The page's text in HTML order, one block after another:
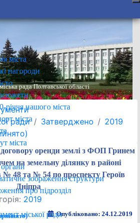
міста
нагороди
річчя нашого міста
міста
міста
зображення структури
про підрозділ
міської ради
рада Полтавської області
ради
Затверджено
2019
оренди землі з ФОП Гринем
на земельну ділянку в районі
№ 48 та № 54 по проспекту Героїв
Дніпра
2019
Опубліковано: 24.12.2019